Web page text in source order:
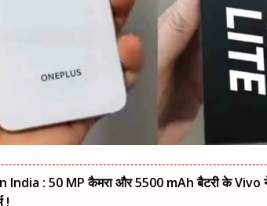
: 50 MP कैमरा और 5500 mAh बैटरी के Vivo
!